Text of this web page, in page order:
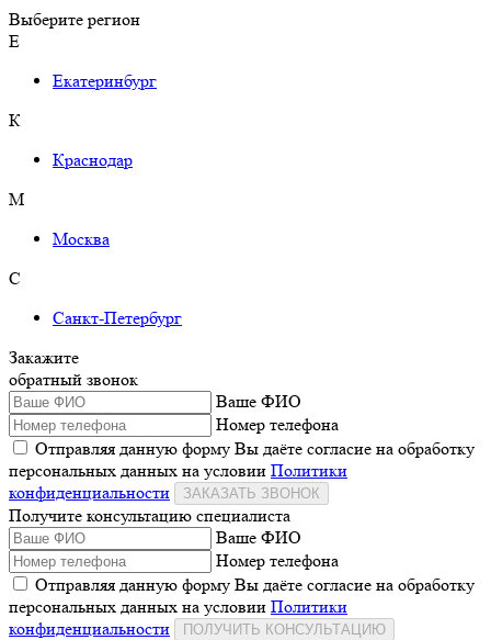
Выберите регион
Е
Екатеринбург
К
Краснодар
М
Москва
С
Санкт-Петербург
Закажите
обратный звонок
Ваше ФИО
Номер телефона
Отправляя данную форму Вы даёте согласие на обработку
персональных данных на условии Политики
конфиденциальности
ЗАКАЗАТЬ ЗВОНОК
Получите консультацию специалиста
Ваше ФИО
Номер телефона
Отправляя данную форму Вы даёте согласие на обработку
персональных данных на условии Политики
конфиденциальности
ПОЛУЧИТЬ КОНСУЛЬТАЦИЮ